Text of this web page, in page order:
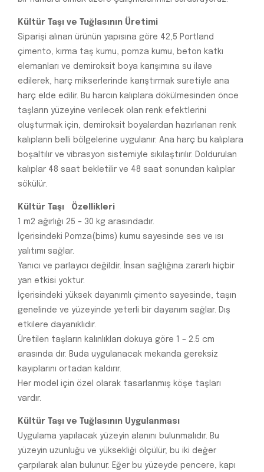
Kültür Taşı ve Tuğlasının Üretimi
Siparişi alınan ürünün yapısına göre 42,5 Portland
çimento, kırma taş kumu, pomza kumu, beton katkı
elemanları ve demiroksit boya karışımına su ilave
edilerek, harç mikserlerinde karıştırmak suretiyle ana
harç elde edilir. Bu harcın kalıplara dökülmesinden önce
taşların yüzeyine verilecek olan renk efektlerini
oluşturmak için, demiroksit boyalardan hazırlanan renk
kalıpların belli bölgelerine uygulanır. Ana harç bu kalıplara
boşaltılır ve vibrasyon sistemiyle sıkılaştırılır. Doldurulan
kalıplar 48 saat bekletilir ve 48 saat sonundan kalıplar
sökülür.
Kültür Taşı Özellikleri
1 m2 ağırlığı 25 – 30 kg arasındadır.
İçerisindeki Pomza(bims) kumu sayesinde ses ve ısı
yalıtımı sağlar.
Yanıcı ve parlayıcı değildir. İnsan sağlığına zararlı hiçbir
yan etkisi yoktur.
İçerisindeki yüksek dayanımlı çimento sayesinde, taşın
genelinde ve yüzeyinde yeterli bir dayanım sağlar. Dış
etkilere dayanıklıdır.
Üretilen taşların kalınlıkları dokuya göre 1 – 2.5 cm
arasında dır. Buda uygulanacak mekanda gereksiz
kayıplarını ortadan kaldırır.
Her model için özel olarak tasarlanmış köşe taşları
vardır.
Kültür Taşı ve Tuğlasının Uygulanması
Uygulama yapılacak yüzeyin alanını bulunmalıdır. Bu
yüzeyin uzunluğu ve yüksekliği ölçülür; bu iki değer
çarpılarak alan bulunur. Eğer bu yüzeyde pencere, kapı